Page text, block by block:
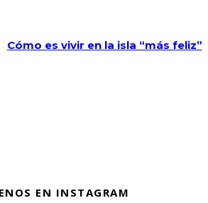
Cómo es vivir en la isla “más feliz”
EN INSTAGRAM